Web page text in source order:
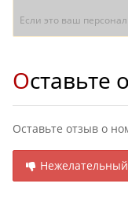
Если это ваш
Оставьте отзыв о
Нежелательный